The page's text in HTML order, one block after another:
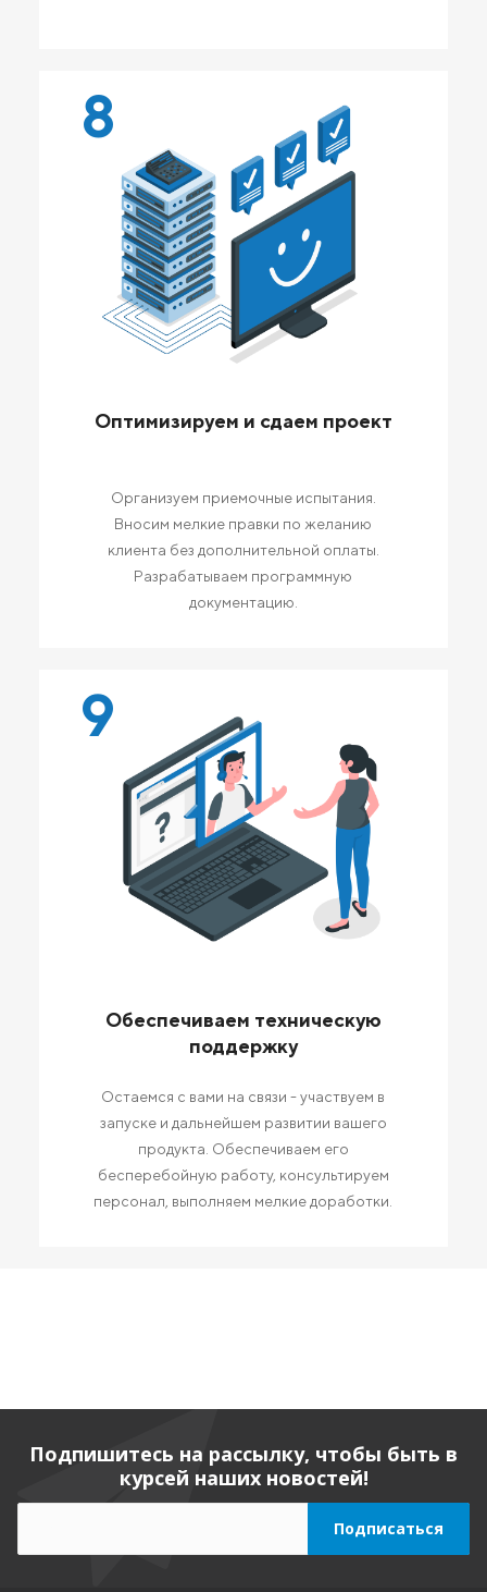
8
Оптимизируем и сдаем проект
Организуем приемочные испытания.
Вносим мелкие правки по желанию
клиента без дополнительной оплаты.
Разрабатываем программную
документацию.
9
Обеспечиваем техническую
поддержку
Остаемся с вами на связи - участвуем в
запуске и дальнейшем развитии вашего
продукта. Обеспечиваем его
бесперебойную работу, консультируем
персонал, выполняем мелкие доработки.
Подпишитесь на рассылку, чтобы быть в
курсей наших новостей!